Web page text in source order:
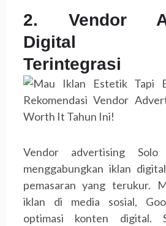
2. Vendor
Digital
Terintegrasi
Vendor advertising
menggabungkan iklan
pemasaran yang terukur.
iklan di media sosial,
optimasi konten digital.